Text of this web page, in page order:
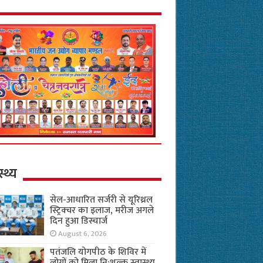
सेल-आधारित सर्जरी से यूरिथ्रल
स्ट्रिक्चर का इलाज, मरीज अगले
दिन हुआ डिस्चार्ज
August 6, 2026
पतंजलि योगपीठ के शिविर में